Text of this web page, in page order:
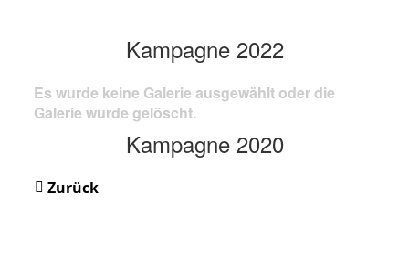
Kampagne 2022
Es wurde keine Galerie ausgewählt oder die
Galerie wurde gelöscht.
Kampagne 2020
Zurück